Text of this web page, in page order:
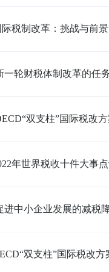
际税制改革：挑战与前
一轮财税体制改革的任
双支柱”国际税改
年世界税收十件大事
进中小企业发展的减税
双支柱”国际税改方